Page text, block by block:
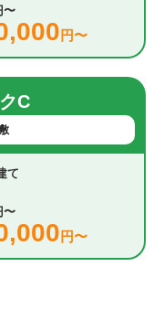
〜
円〜
C
て
〜
円〜